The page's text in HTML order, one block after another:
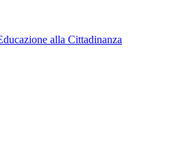
alla Cittadinanza